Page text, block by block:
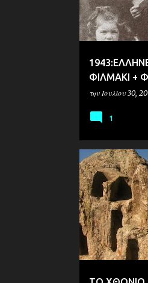
ΦΙΛΜΑΚΙ +
την Ιουλίου 30,
1
ΘΡΑΚΗ